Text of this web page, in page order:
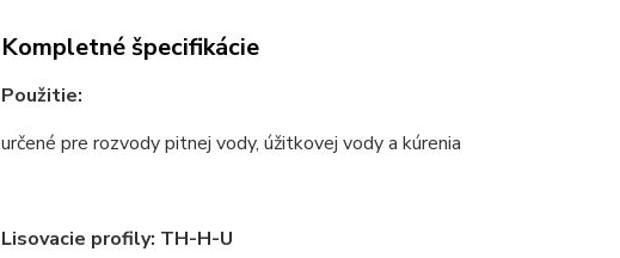
Kompletné špecifikácie
Použitie:
určené pre rozvody pitnej vody, úžitkovej vody a kúrenia
Lisovacie profily: TH-H-U